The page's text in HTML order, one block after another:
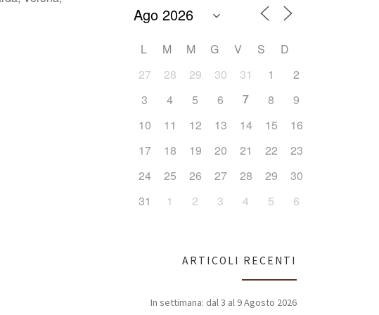
Outlook Live
L M M G V S
D
27
28 29 30 31 1
2
3
4 5 6 7 8
9
10
11 12 13 14 15
16
17
18 19 20 21 22
23
24
25 26 27 28 29
30
31
1 2 3 4 5 6
ARTICOLI RECENTI
In settimana: dal 3 al 9 Agosto 2026